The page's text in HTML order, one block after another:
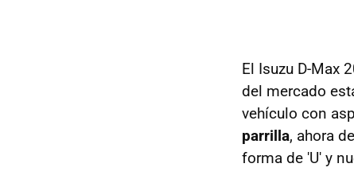
El Isuzu D-Max
del mercado
vehículo con
parrilla, ahora
forma de 'U' y